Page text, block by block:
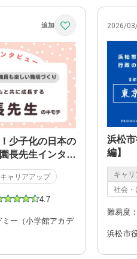
少子化の日本の
長先生インタビ
キャリアアップ
4.7
ー（小学館アカデ
2026/
浜松
編】
キャリ
社会・
難易度：
浜松市